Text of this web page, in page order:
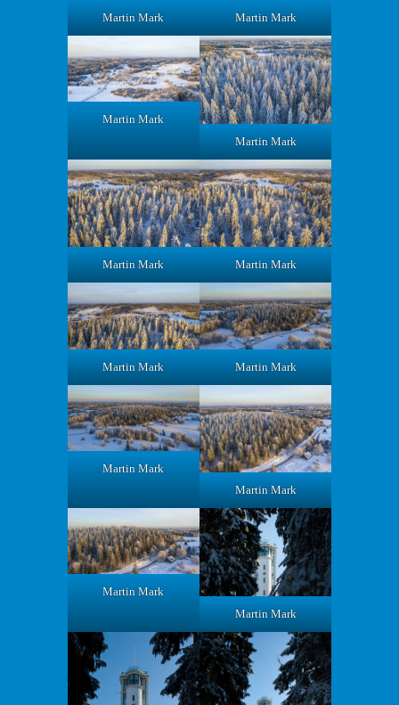
Martin Mark Martin Mark
Martin Mark
Martin Mark
Martin Mark Martin Mark
Martin Mark Martin Mark
Martin Mark
Martin Mark
Martin Mark
Martin Mark